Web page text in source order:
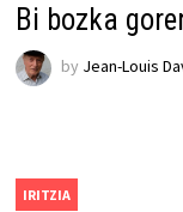
Bi bozka
by Jean-Louis
IRITZIA